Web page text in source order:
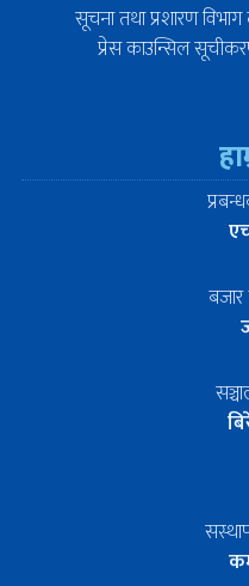
सूचना तथा प्रशारण
प्रेस काउन्सिल